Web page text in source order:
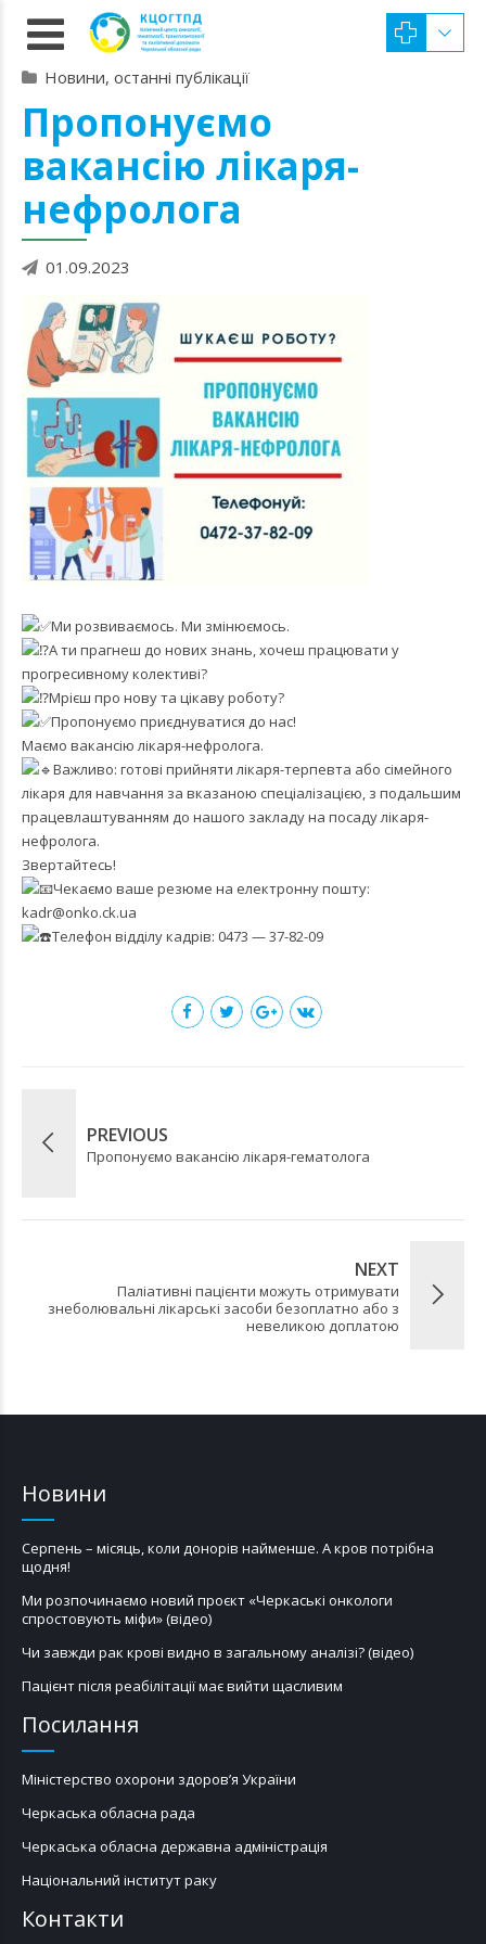
Новини, останні публікації
Пропонуємо
вакансію лікаря-
нефролога
01.09.2023
Ми розвиваємось. Ми змінюємось.
А ти прагнеш до нових знань, хочеш працювати у
прогресивному колективі?
Мрієш про нову та цікаву роботу?
Пропонуємо приєднуватися до нас!
Маємо вакансію лікаря-нефролога.
Важливо: готові прийняти лікаря-терпевта або сімейного
лікаря для навчання за вказаною спеціалізацією, з подальшим
працевлаштуванням до нашого закладу на посаду лікаря-
нефролога.
Звертайтесь!
Чекаємо ваше резюме на електронну пошту:
kadr@onko.ck.ua
Телефон відділу кадрів: 0473 — 37-82-09
PREVIOUS
Пропонуємо вакансію лікаря-гематолога
NEXT
Паліативні пацієнти можуть отримувати
знеболювальні лікарські засоби безоплатно або з
невеликою доплатою
Новини
Серпень – місяць, коли донорів найменше. А кров потрібна
щодня!
Ми розпочинаємо новий проєкт «Черкаські онкологи
спростовують міфи» (відео)
Чи завжди рак крові видно в загальному аналізі? (відео)
Пацієнт після реабілітації має вийти щасливим
Посилання
Міністерство охорони здоров’я України
Черкаська обласна рада
Черкаська обласна державна адміністрація
Національний інститут раку
Контакти